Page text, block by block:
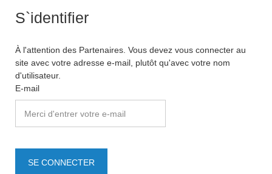
S`identifier
À l'attention des Partenaires. Vous devez vous connecter au
site avec votre adresse e-mail, plutôt qu'avec votre nom
d'utilisateur.
E-mail